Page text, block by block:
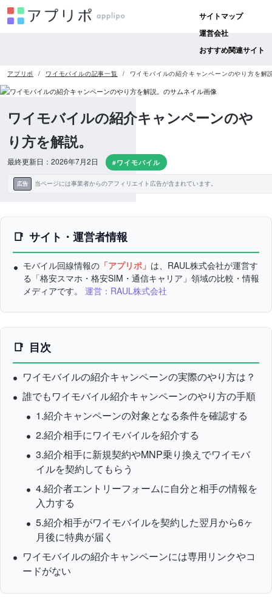
サイトマップ
運営会社
おすすめ関連サイト
アプリポ ワイモバイルの記事一覧 ワイモバイルの紹介キャンペーンのやり方を解
ワイモバイルの紹介キャンペーンのや
り方を解説。
最終更新日：2026年7月2日 #ワイモバイル
広告 当ページには事業者からのアフィリエイト広告が含まれています。
サイト・運営者情報
モバイル回線情報の 「アプリポ」 は、RAUL株式会社が運営す
る「格安スマホ・格安SIM・通信キャリア」領域の比較・情報
メディアです。 運営：RAUL株式会社
目次
ワイモバイルの紹介キャンペーンの実際のやり方は？
誰でもワイモバイル紹介キャンペーンのやり方の手順
1.紹介キャンペーンの対象となる条件を確認する
2.紹介相手にワイモバイルを紹介する
3.紹介相手に新規契約やMNP乗り換えでワイモバ
イルを契約してもらう
4.紹介者エントリーフォームに自分と相手の情報を
入力する
5.紹介相手がワイモバイルを契約した翌月から6ヶ
月後に特典が届く
ワイモバイルの紹介キャンペーンには専用リンクやコ
ードがない